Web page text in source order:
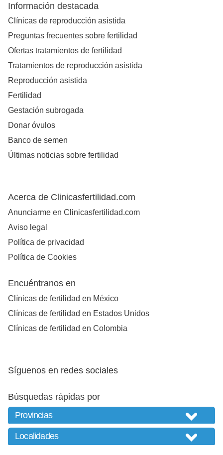
Información destacada
Clínicas de reproducción asistida
Preguntas frecuentes sobre fertilidad
Ofertas tratamientos de fertilidad
Tratamientos de reproducción asistida
Reproducción asistida
Fertilidad
Gestación subrogada
Donar óvulos
Banco de semen
Últimas noticias sobre fertilidad
Acerca de Clinicasfertilidad.com
Anunciarme en Clinicasfertilidad.com
Aviso legal
Política de privacidad
Política de Cookies
Encuéntranos en
Clínicas de fertilidad en México
Clínicas de fertilidad en Estados Unidos
Clínicas de fertilidad en Colombia
Síguenos en redes sociales
Búsquedas rápidas por